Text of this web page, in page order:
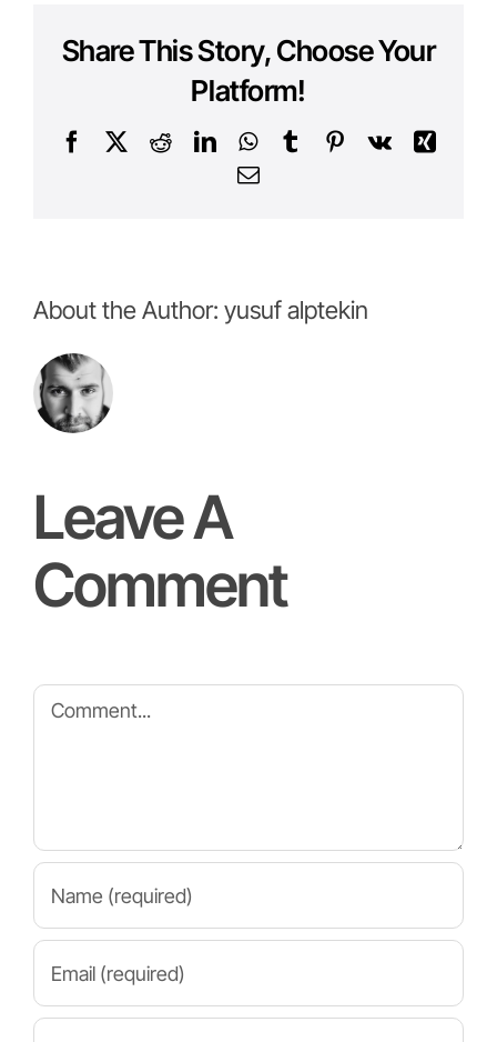
Share This Story, Choose Your
Platform!
FacebookRedditLinkedInWhatsApp
TumblrPinterest
Vk
Xing
Email
About the Author: yusuf alptekin
Leave A
Comment
Comment